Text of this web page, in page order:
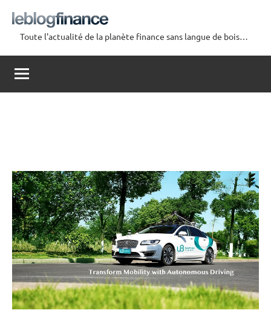
contenu
Le
Blog
Finance
Toute l'actualité de la planète finance sans langue de bois…